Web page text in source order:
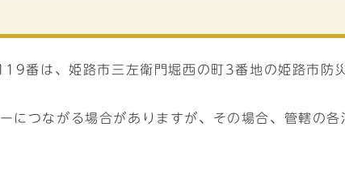
番は、姫路市三左衛門堀西の町3番地の姫路市防
つながる場合がありますが、その場合、管轄の各